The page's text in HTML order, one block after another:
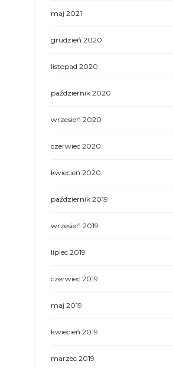
maj 2021
grudzień 2020
listopad 2020
październik 2020
wrzesień 2020
czerwiec 2020
kwiecień 2020
październik 2019
wrzesień 2019
lipiec 2019
czerwiec 2019
maj 2019
kwiecień 2019
marzec 2019